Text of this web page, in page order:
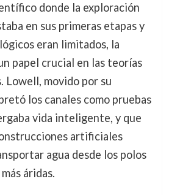
donde la exploración
en sus primeras etapas y
eran limitados, la
papel crucial en las teorías
Lowell, movido por su
los canales como pruebas
vida inteligente, y que
artificiales
agua desde los polos
áridas.